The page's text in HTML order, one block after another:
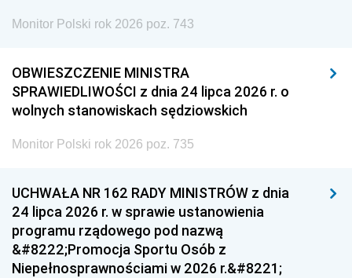
Monitor Polski rok 2026 poz. 743
OBWIESZCZENIE MINISTRA
SPRAWIEDLIWOŚCI z dnia 24 lipca 2026 r. o
wolnych stanowiskach sędziowskich
Monitor Polski rok 2026 poz. 735
UCHWAŁA NR 162 RADY MINISTRÓW z dnia
24 lipca 2026 r. w sprawie ustanowienia
programu rządowego pod nazwą
&#8222;Promocja Sportu Osób z
Niepełnosprawnościami w 2026 r.&#8221;